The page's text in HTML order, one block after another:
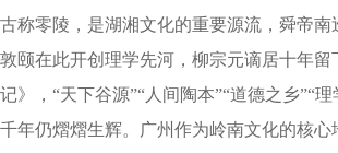
古称零陵，是湖湘文化的重要源流，舜帝南
敦颐在此开创理学先河，柳宗元谪居十年留
记》，“天下谷源”“人间陶本”“道德之乡”“
千年仍熠熠生辉。广州作为岭南文化的核心